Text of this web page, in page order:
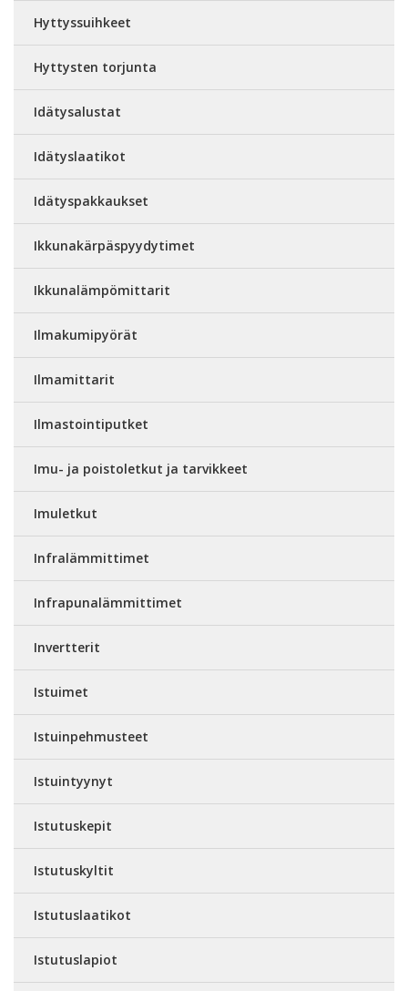
Hyttyssuihkeet
Hyttysten torjunta
Idätysalustat
Idätyslaatikot
Idätyspakkaukset
Ikkunakärpäspyydytimet
Ikkunalämpömittarit
Ilmakumipyörät
Ilmamittarit
Ilmastointiputket
Imu- ja poistoletkut ja tarvikkeet
Imuletkut
Infralämmittimet
Infrapunalämmittimet
Invertterit
Istuimet
Istuinpehmusteet
Istuintyynyt
Istutuskepit
Istutuskyltit
Istutuslaatikot
Istutuslapiot